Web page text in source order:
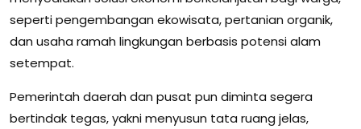
seperti pengembangan ekowisata, pertanian organik,
dan usaha ramah lingkungan berbasis potensi alam
setempat.
Pemerintah daerah dan pusat pun diminta segera
bertindak tegas, yakni menyusun tata ruang jelas,